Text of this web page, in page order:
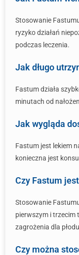
Stosowanie
ryzyko działań
podczas leczenia.
Jak długo
Fastum działa
minutach od
Jak wygląda
Fastum jest lekiem
konieczna jest
Czy Fastum
Stosowanie
pierwszym i trzecim
zagrożenia dla
Czy można